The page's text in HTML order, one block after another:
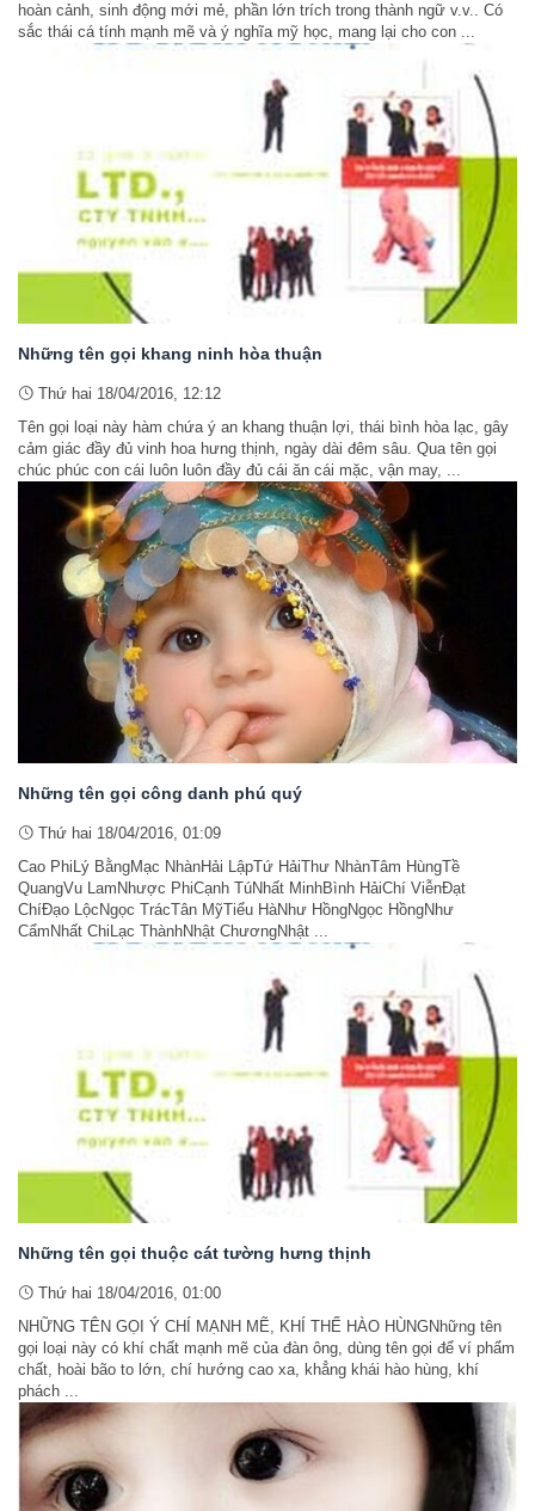
hoàn cảnh, sinh động mới mẻ, phần lớn trích trong thành ngữ v.v.. Có
sắc thái cá tính mạnh mẽ và ý nghĩa mỹ học, mang lại cho con ...
Những tên gọi khang ninh hòa thuận
Thứ hai 18/04/2016, 12:12
Tên gọi loại này hàm chứa ý an khang thuận lợi, thái bình hòa lạc, gây
cảm giác đầy đủ vinh hoa hưng thịnh, ngày dài đêm sâu. Qua tên gọi
chúc phúc con cái luôn luôn đầy đủ cái ăn cái mặc, vận may, ...
Những tên gọi công danh phú quý
Thứ hai 18/04/2016, 01:09
Cao PhiLý BằngMạc NhànHải LậpTứ HảiThư NhànTâm HùngTề
QuangVu LamNhược PhiCạnh TúNhất MinhBình HảiChí ViễnĐạt
ChíĐạo LộcNgọc TrácTân MỹTiểu HàNhư HồngNgọc HồngNhư
CẩmNhất ChiLạc ThànhNhật ChươngNhật ...
Những tên gọi thuộc cát tường hưng thịnh
Thứ hai 18/04/2016, 01:00
NHỮNG TÊN GỌI Ý CHÍ MẠNH MẼ, KHÍ THẾ HÀO HÙNGNhững tên
gọi loại này có khí chất mạnh mẽ của đàn ông, dùng tên gọi để ví phẩm
chất, hoài bão to lớn, chí hướng cao xa, khẳng khái hào hùng, khí
phách ...